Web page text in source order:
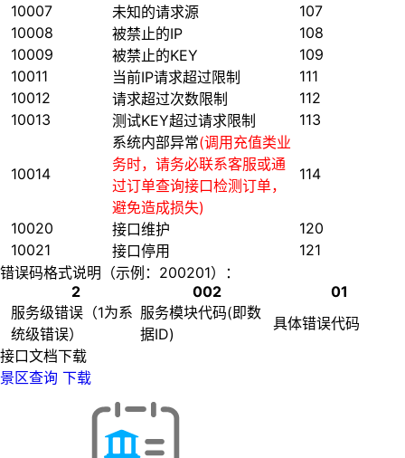
10007
未知的请求源
107
10008
被禁止的IP
108
10009
被禁止的KEY
109
10011
当前IP请求超过限制
111
10012
请求超过次数限制
112
10013
测试KEY超过请求限制 113
10014
系统内部异常(调用充值类业
务时，请务必联系客服或通
过订单查询接口检测订单，
避免造成损失)
114
10020 接口维护
120
10021
接口停用
121
错误码格式说明（示例：200201）：
2
002
01
服务级错误（1为系
统级错误）
服务模块代码(即数
据ID)
具体错误代码
接口文档下载
景区查询 下载